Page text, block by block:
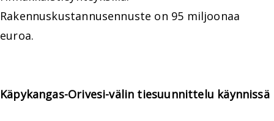
Rakennuskustannusennuste on 95 miljoonaa
euroa.
Käpykangas-Orivesi-välin tiesuunnittelu käynnissä